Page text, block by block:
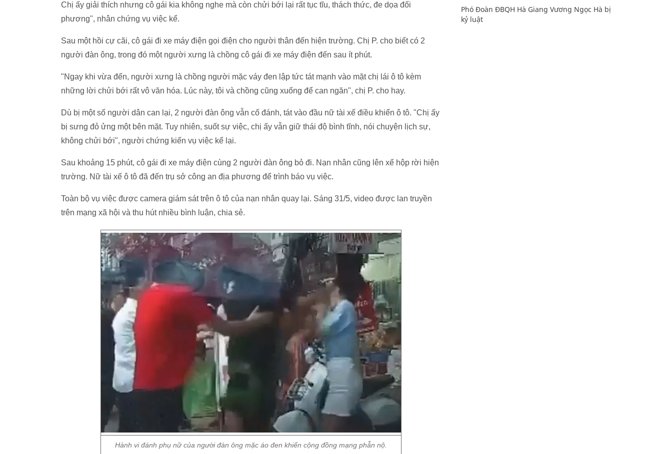
Chị ấy giải thích nhưng cô gái kia không nghe mà còn chửi bới lại rất tục tĩu, thách thức, đe dọa đối
phương", nhân chứng vụ việc kể.
Sau một hồi cự cãi, cô gái đi xe máy điện gọi điện cho người thân đến hiện trường. Chị P. cho biết có 2
người đàn ông, trong đó một người xưng là chồng cô gái đi xe máy điện đến sau ít phút.
"Ngay khi vừa đến, người xưng là chồng người mặc váy đen lập tức tát mạnh vào mặt chị lái ô tô kèm
những lời chửi bới rất vô văn hóa. Lúc này, tôi và chồng cũng xuống để can ngăn", chị P. cho hay.
Dù bị một số người dân can lại, 2 người đàn ông vẫn cố đánh, tát vào đầu nữ tài xế điều khiển ô tô. "Chị ấy
bị sưng đỏ ửng một bên mặt. Tuy nhiên, suốt sự việc, chị ấy vẫn giữ thái độ bình tĩnh, nói chuyện lịch sự,
không chửi bới", người chứng kiến vụ việc kể lại.
Sau khoảng 15 phút, cô gái đi xe máy điện cùng 2 người đàn ông bỏ đi. Nạn nhân cũng lên xế hộp rời hiện
trường. Nữ tài xế ô tô đã đến trụ sở công an địa phương để trình báo vụ việc.
Toàn bộ vụ việc được camera giám sát trên ô tô của nạn nhân quay lại. Sáng 31/5, video được lan truyền
trên mạng xã hội và thu hút nhiều bình luận, chia sẻ.
Hành vi đánh phụ nữ của người đàn ông mặc áo đen khiến cộng đồng mạng phẫn nộ.
Phó Đoàn ĐBQH Hà Giang Vương Ngọc Hà bị
kỷ luật